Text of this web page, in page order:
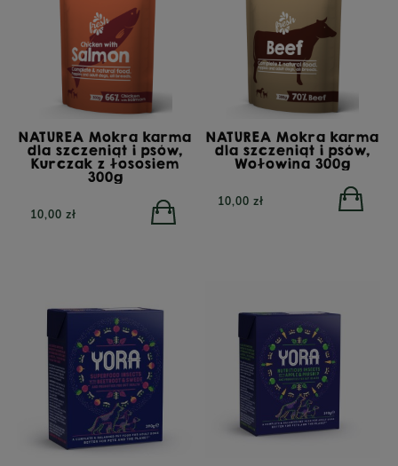
NATUREA Mokra karma
dla szczeniąt i psów,
Kurczak z łososiem
300g
10,00 zł
NATUREA Mokra karma
dla szczeniąt i psów,
Wołowina 300g
10,00 zł